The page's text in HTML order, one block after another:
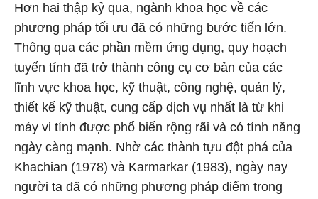
Hơn hai thập kỷ qua, ngành khoa học về các
phương pháp tối ưu đã có những bước tiến lớn.
Thông qua các phần mềm ứng dụng, quy hoạch
tuyến tính đã trở thành công cụ cơ bản của các
lĩnh vực khoa học, kỹ thuật, công nghệ, quản lý,
thiết kế kỹ thuật, cung cấp dịch vụ nhất là từ khi
máy vi tính được phổ biến rộng rãi và có tính năng
ngày càng mạnh. Nhờ các thành tựu đột phá của
Khachian (1978) và Karmarkar (1983), ngày nay
người ta đã có những phương pháp điểm trong